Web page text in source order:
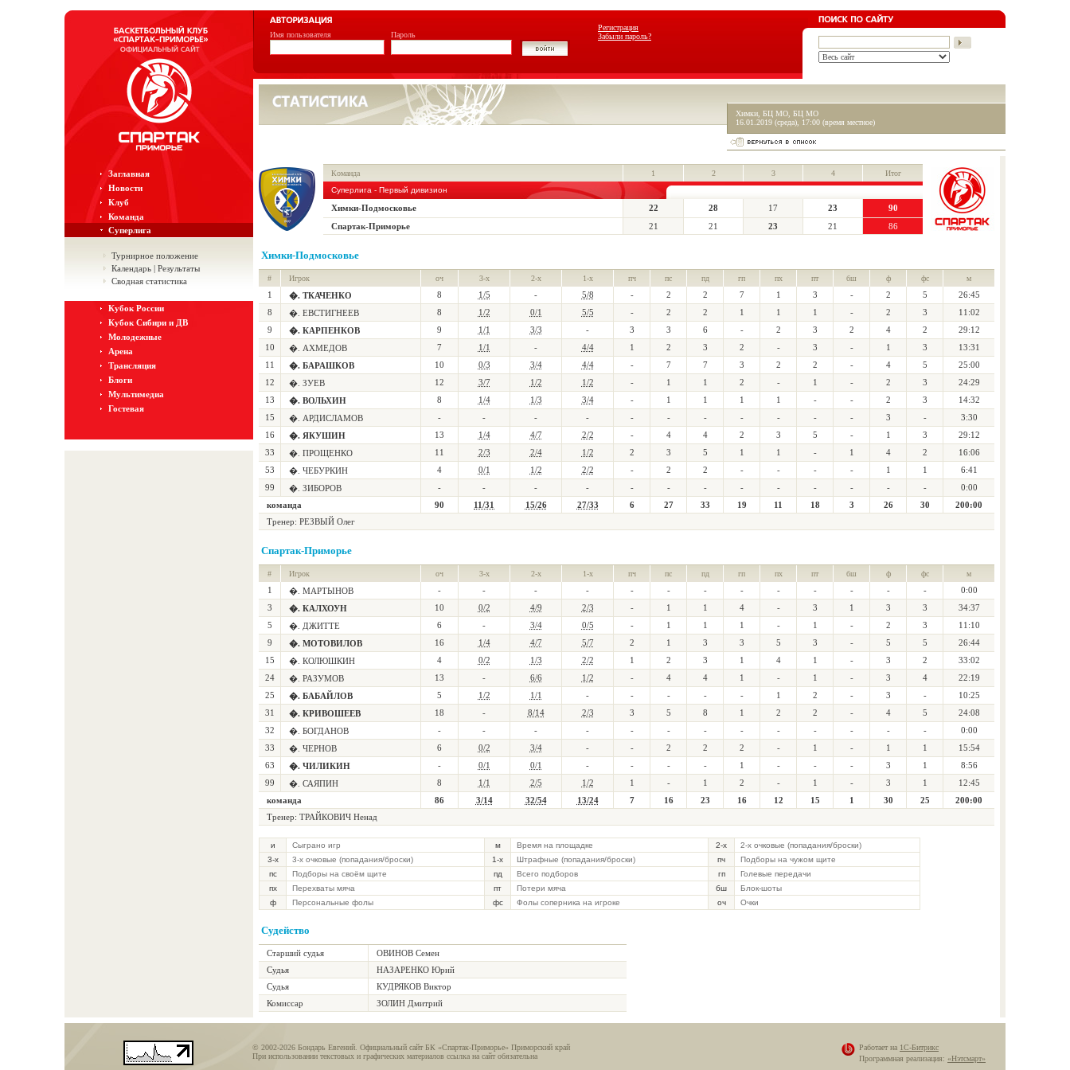
Регистрация
Забыли пароль?
Имя пользователя Пароль
Заглавная
Новости
Клуб
Команда
Суперлига
Турнирное положение
Календарь | Результаты
Сводная статистика
Кубок России
Кубок Сибири и ДВ
Молодежные
Арена
Трансляция
Блоги
Мультимедиа
Гостевая
Химки, БЦ МО, БЦ МО
16.01.2019 (среда), 17:00 (время местное)
Команда 1 2 3 4
Итог
Суперлига - Первый дивизион
Химки-Подмосковье 22 28 17 23
90
Спартак-Приморье
21 21 23 21 86
Химки-Подмосковье
# Игрок оч 3-х 2-х 1-х пч пс пд гп пх пт бш ф фс м
1 �. ТКАЧЕНКО 8 1/5 - 5/8 - 2 2 7 1 3 - 2 5
26:45
8
�. ЕВСТИГНЕЕВ 8 1/2 0/1 5/5 - 2 2 1 1 1 - 2 3
11:02
9
�. КАРПЕНКОВ 9 1/1 3/3 - 3 3 6 - 2 3 2 4 2
29:12
10
�. АХМЕДОВ 7 1/1 - 4/4 1 2 3 2 - 3 - 1 3
13:31
11
�. БАРАШКОВ 10 0/3 3/4 4/4 - 7 7 3 2 2 - 4 5
25:00
12
�. ЗУЕВ 12 3/7 1/2 1/2 - 1 1 2 - 1 - 2 3
24:29
13
�. ВОЛЬХИН 8 1/4 1/3 3/4 - 1 1 1 1 - - 2 3
14:32
15
�. АРДИСЛАМОВ - - - - - - - - - - - 3 -
3:30
16
�. ЯКУШИН 13 1/4 4/7 2/2 - 4 4 2 3 5 - 1 3
29:12
33
�. ПРОЩЕНКО 11 2/3 2/4 1/2 2 3 5 1 1 - 1 4 2
16:06
53
�. ЧЕБУРКИН 4 0/1 1/2 2/2 - 2 2 - - - - 1 1
6:41
99
�. ЗИБОРОВ - - - - - - - - - - - - -
0:00
команда
90 11/31 15/26 27/33 6 27 33 19 11 18 3 26 30
200:00
Тренер: РЕЗВЫЙ Олег
Спартак-Приморье
# Игрок оч 3-х 2-х 1-х пч пс пд гп пх пт бш ф фс м
1 �. МАРТЫНОВ - - - - - - - - - - - - -
0:00
3
�. КАЛХОУН 10 0/2 4/9 2/3 - 1 1 4 - 3 1 3 3
34:37
5
�. ДЖИТТЕ 6 - 3/4 0/5 - 1 1 1 - 1 - 2 3
11:10
9
�. МОТОВИЛОВ 16 1/4 4/7 5/7 2 1 3 3 5 3 - 5 5
26:44
15
�. КОЛЮШКИН 4 0/2 1/3 2/2 1 2 3 1 4 1 - 3 2
33:02
24
�. РАЗУМОВ 13 - 6/6 1/2 - 4 4 1 - 1 - 3 4
22:19
25
�. БАБАЙЛОВ 5 1/2 1/1 - - - - - 1 2 - 3 -
10:25
31
�. КРИВОШЕЕВ 18 - 8/14 2/3 3 5 8 1 2 2 - 4 5
24:08
32
�. БОГДАНОВ - - - - - - - - - - - - -
0:00
33
�. ЧЕРНОВ 6 0/2 3/4 - - 2 2 2 - 1 - 1 1
15:54
63
�. ЧИЛИКИН - 0/1 0/1 - - - - 1 - - - 3 1
8:56
99
�. САЯПИН 8 1/1 2/5 1/2 1 - 1 2 - 1 - 3 1
12:45
команда
86 3/14 32/54 13/24 7 16 23 16 12 15 1 30 25
200:00
Тренер: ТРАЙКОВИЧ Ненад
и Сыграно игр м Время на площадке 2-х
2-х очковые (попадания/броски)
3-х
3-х очковые (попадания/броски) 1-х Штрафные (попадания/броски) пч
Подборы на чужом щите
пс
Подборы на своём щите пд Всего подборов гп
Голевые передачи
пх
Перехваты мяча пт Потери мяча бш
Блок-шоты
ф
Персональные фолы фс Фолы соперника на игроке оч Очки
Судейство
Старший судья
ОВИНОВ Семен
Судья
НАЗАРЕНКО Юрий
Судья
КУДРЯКОВ Виктор
Комиссар
ЗОЛИН Дмитрий
© 2002-2026 Бондарь Евгений. Официальный сайт БК «Спартак-Приморье» Приморский край
При использовании текстовых и графических материалов ссылка на сайт обязательна
Работает на 1С-Битрикс
Программная реализация: «Нэтсмарт»